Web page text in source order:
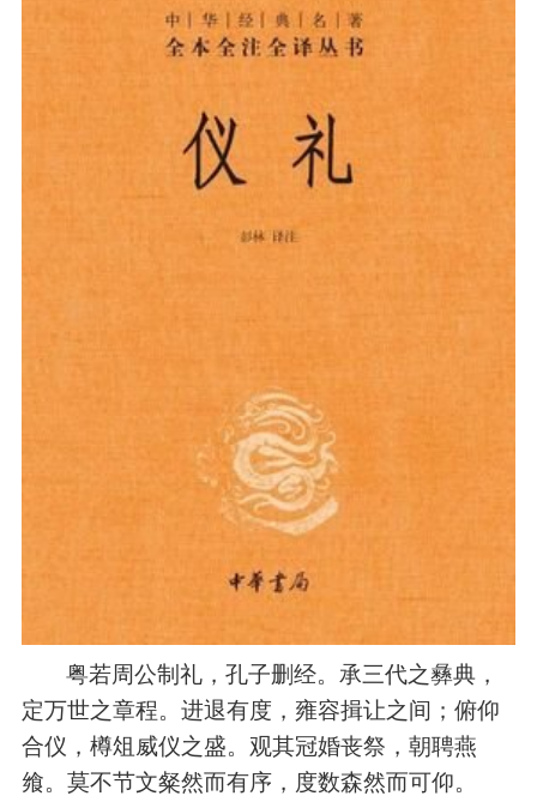
粤若周公制礼，孔子删经。承三代之彝典，
定万世之章程。进退有度，雍容揖让之间；俯仰
合仪，樽俎威仪之盛。观其冠婚丧祭，朝聘燕
飨。莫不节文粲然而有序，度数森然而可仰。